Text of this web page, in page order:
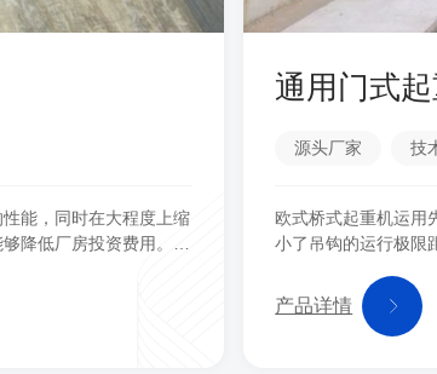
能，同时在大程度上缩
降低厂房投资费用。欧
增加了现有厂房的有效
护费中可以节省一笔可
通用门式
源头厂家 技
欧式桥式起重机运用
小了吊钩的运行极限
小，净空高度低，欧
工作空间。较小的厂
产品详情